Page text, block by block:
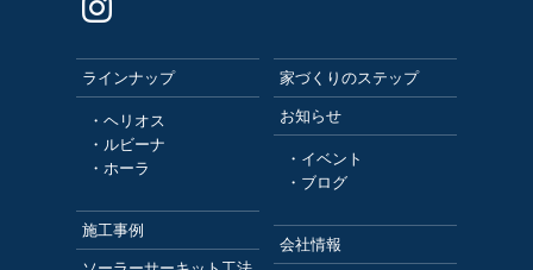
ラインナップ
・ヘリオス
・ルビーナ
・ホーラ
施工事例
家づくりのステップ
お知らせ
・イベント
・ブログ
会社情報